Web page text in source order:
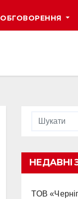
ОБГОВОРЕННЯ
НЕДАВНІ
ТОВ